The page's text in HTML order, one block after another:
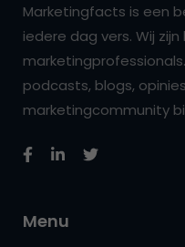
Marketingfacts is een
iedere dag vers. Wij
podcasts, blogs,
marketingcommunity
Menu